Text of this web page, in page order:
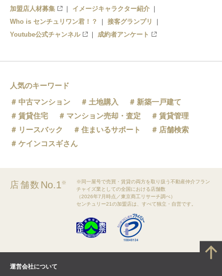
加盟店人材募集
イメージキャラクター紹介
Who is センチュリワン君！？
接客グランプリ
Youtube公式チャンネル
成約者アンケート
人気のキーワード
中古マンション
土地購入
新築一戸建て
賃貸住宅
マンション売却・査定
賃貸管理
リースバック
住まいるサポート
店舗検索
ケインコスギさん
店舗数 No.1※
※同一屋号で売買・賃貸の両方を取り扱う不動産仲介フラン
チャイズ業としての全国における店舗数
（2026年7月時点／東京商工リサーチ調べ）
センチュリー21の加盟店は、すべて独立・自営です。
運営会社について